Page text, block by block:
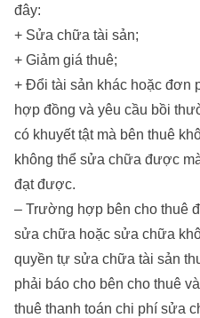
đây:
+ Sửa chữa tài sản;
+ Giảm giá thuê;
+ Đổi tài sản khác hoặc đơn
hợp đồng và yêu cầu bồi
có khuyết tật mà bên thuê
không thể sửa chữa được
đạt được.
– Trường hợp bên cho thuê
sửa chữa hoặc sửa chữa
quyền tự sửa chữa tài sản
phải báo cho bên cho thuê
thuê thanh toán chi phí sửa